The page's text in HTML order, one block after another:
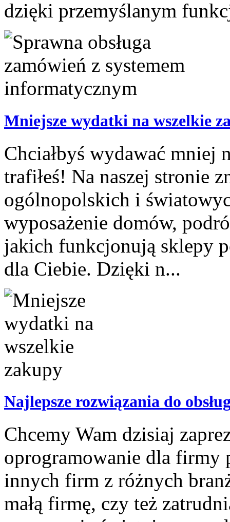
dzięki przemyślanym
Mniejsze wydatki na wszelkie
Chciałbyś wydawać mniej
trafiłeś! Na naszej stronie
ogólnopolskich i
wyposażenie domów,
jakich funkcjonują sklepy
dla Ciebie. Dzięki n...
Najlepsze rozwiązania do
Chcemy Wam dzisiaj
oprogramowanie dla
innych firm z różnych
małą firmę, czy też